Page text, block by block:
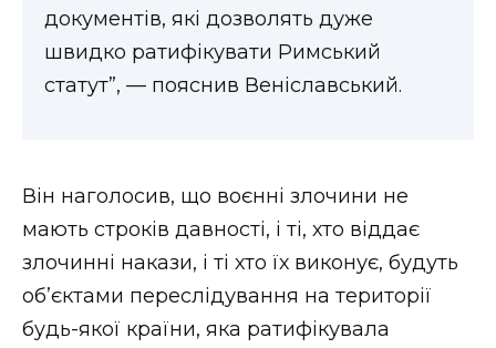
документів, які дозволять дуже
швидко ратифікувати Римський
статут”, — пояснив Веніславський.
Він наголосив, що воєнні злочини не
мають строків давності, і ті, хто віддає
злочинні накази, і ті хто їх виконує, будуть
об’єктами переслідування на території
будь-якої країни, яка ратифікувала